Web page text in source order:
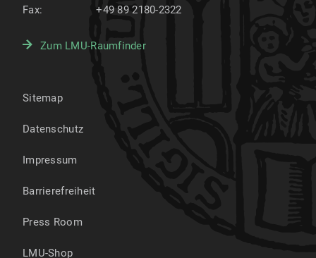
Fax:
+49 89 2180-2322
Zum LMU-Raumfinder
Sitemap
Datenschutz
Impressum
Barrierefreiheit
Press Room
LMU-Shop